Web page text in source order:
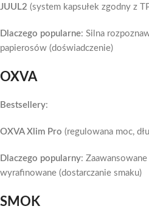
JUUL2 (system kapsułek zgodny z
Dlaczego popularne: Silna
papierosów (doświadczenie)
OXVA
Bestsellery:
OXVA Xlim Pro (regulowana moc,
Dlaczego popularny:
wyrafinowane (dostarczanie smaku)
SMOK